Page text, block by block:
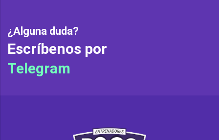
¿Alguna duda?
Escríbenos por
Telegram